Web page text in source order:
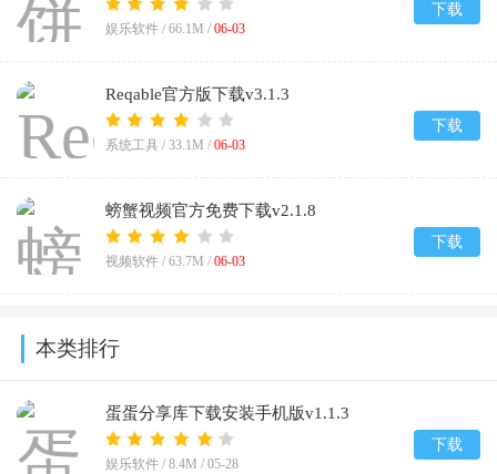
娱乐软件 / 66.1M / 06-03
下载
Reqable官方版下载v3.1.3
系统工具 / 33.1M / 06-03
下载
螃蟹视频官方免费下载v2.1.8
视频软件 / 63.7M / 06-03
下载
本类排行
蛋蛋分享库下载安装手机版v1.1.3
娱乐软件 / 8.4M / 05-28
下载